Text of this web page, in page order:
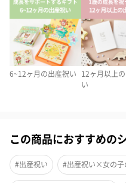
くるビーズ遊び、
動物たちを動かしてごっこ遊
たりと、
お子様の年齢や興味に合わせ
おもちゃで笑顔を世界中の
ヨーロッパからの高価な輸入
6~12ヶ月の出産祝い 12ヶ月以上
い
この商品におすすめの
#出産祝い #出産祝い×女の子